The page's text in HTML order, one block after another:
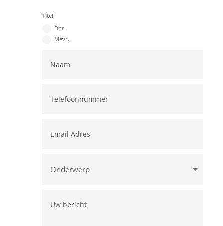
Titel
Dhr.
Mevr.